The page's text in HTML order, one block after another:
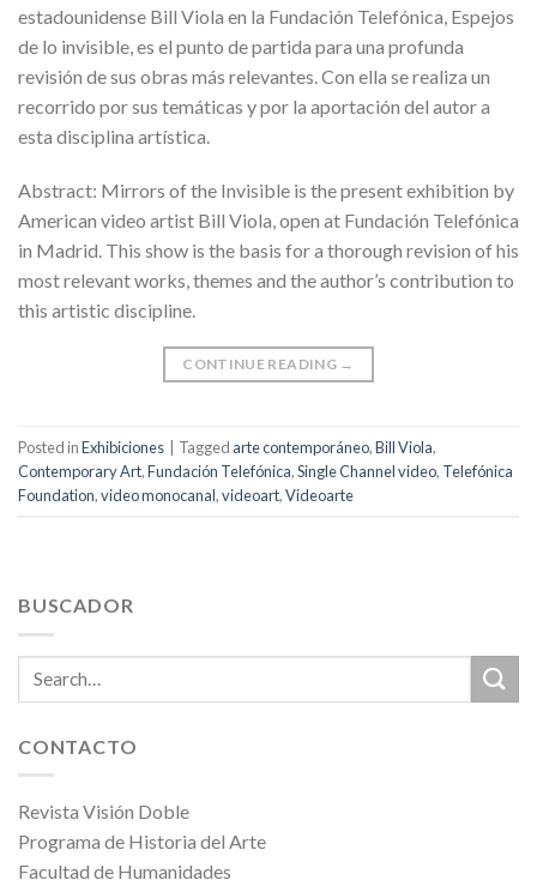
estadounidense Bill Viola en la Fundación Telefónica, Espejos
de lo invisible, es el punto de partida para una profunda
revisión de sus obras más relevantes. Con ella se realiza un
recorrido por sus temáticas y por la aportación del autor a
esta disciplina artística.
Abstract: Mirrors of the Invisible is the present exhibition by
American video artist Bill Viola, open at Fundación Telefónica
in Madrid. This show is the basis for a thorough revision of his
most relevant works, themes and the author’s contribution to
this artistic discipline.
CONTINUE READING →
Posted inExhibiciones Tagged arte contemporáneo,Bill Viola,
Contemporary Art,Fundación Telefónica,Single Channel video, Telefónica
Foundation,video monocanal,videoart,Videoarte
BUSCADOR
CONTACTO
Revista Visión Doble
Programa de Historia del Arte
Facultad de Humanidades